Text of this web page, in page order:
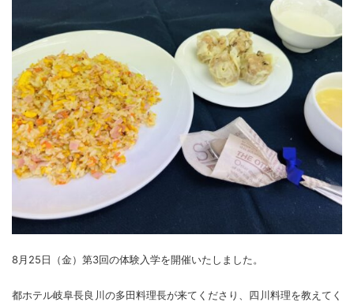
8月25日（金）第3回の体験入学を開催いたしました。
都ホテル岐阜長良川の多田料理長が来てくださり、四川料理を教えてく